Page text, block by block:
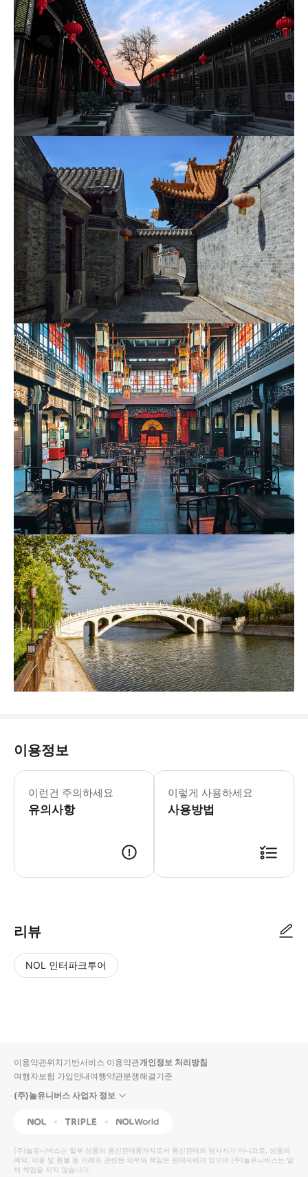
이용정보
이런건 주의하세요
유의사항
- 차량 정보 * 차량 모델: 편안한 5인
- 추가정보 * 24인치, 28인치 이상
이렇게 사용하세요
사용방법
리뷰
NOL 인터파크투어
입니
다.
높
은
동
영
순
상
이용약관위치기반서비스 이용약관개인정보 처리방침
여행자보험 가입안내여행약관분쟁해결기준
(주)놀유니버스 사업자 정보
NOL Triple Interpark Global
(주)놀유니버스는 일부 상품의 통신판매중개자로서 통신판매의 당사자가 아니므로, 상품의
예약, 이용 및 환불 등 거래와 관련된 의무와 책임은 판매자에게 있으며 (주)놀유니버스는 일
체 책임을 지지 않습니다.